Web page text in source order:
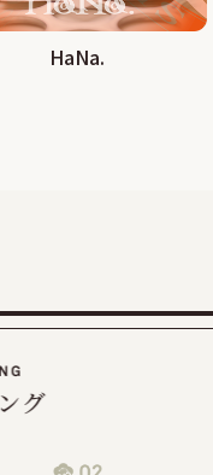
30日まで延長しま
、納期通りに商品
っております。
HaNa.